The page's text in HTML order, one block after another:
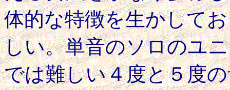
体的な特徴を生かして
しい。単音のソロのユ
では難しい４度と５度